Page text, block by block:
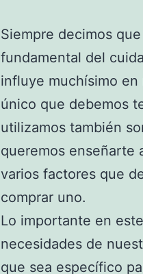
Siempre decimos
fundamental del
influye muchísimo
único que debemos
utilizamos también
queremos enseñarte
varios factores que
comprar uno.
Lo importante en
necesidades de
que sea específico